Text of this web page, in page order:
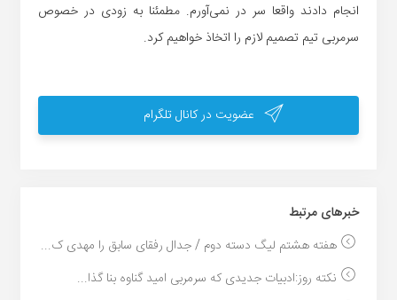
انجام دادند واقعا سر در نمی‌آورم. مطمئنا به زودی در خصوص
سرمربی تیم تصمیم لازم را اتخاذ خواهیم کرد.
عضویت در کانال تلگرام
خبر‌های مرتبط
هفته هشتم لیگ دسته دوم / جدال رفقای سابق را مهدی ک...
نکته روز:ادبیات جدیدی که سرمربی امید گناوه بنا گذا...